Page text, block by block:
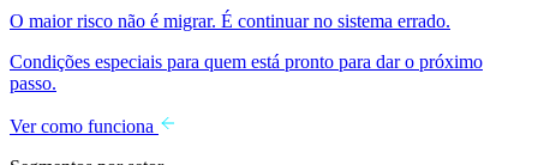
O maior risco não é migrar. É continuar no sistema errado.
Condições especiais para quem está pronto para dar o próximo
passo.
Ver como funciona